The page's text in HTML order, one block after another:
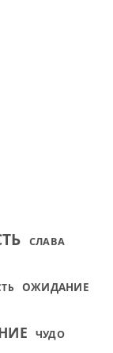
СЛАВА
ОЖИДАНИЕ
ЧУДО